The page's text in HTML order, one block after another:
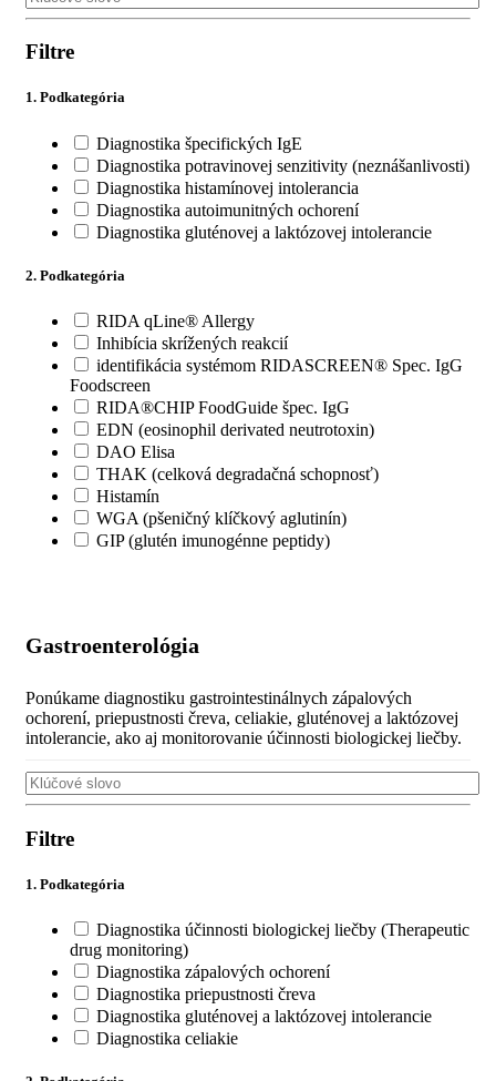
Filtre
1. Podkategória
Diagnostika špecifických IgE
Diagnostika potravinovej senzitivity (neznášanlivosti)
Diagnostika histamínovej intolerancia
Diagnostika autoimunitných ochorení
Diagnostika gluténovej a laktózovej intolerancie
2. Podkategória
RIDA qLine® Allergy
Inhibícia skrížených reakcií
identifikácia systémom RIDASCREEN® Spec. IgG
Foodscreen
RIDA®CHIP FoodGuide špec. IgG
EDN (eosinophil derivated neutrotoxin)
DAO Elisa
THAK (celková degradačná schopnosť)
Histamín
WGA (pšeničný klíčkový aglutinín)
GIP (glutén imunogénne peptidy)
Gastroenterológia
Ponúkame diagnostiku gastrointestinálnych zápalových
ochorení, priepustnosti čreva, celiakie, gluténovej a laktózovej
intolerancie, ako aj monitorovanie účinnosti biologickej liečby.
Filtre
1. Podkategória
Diagnostika účinnosti biologickej liečby (Therapeutic
drug monitoring)
Diagnostika zápalových ochorení
Diagnostika priepustnosti čreva
Diagnostika gluténovej a laktózovej intolerancie
Diagnostika celiakie